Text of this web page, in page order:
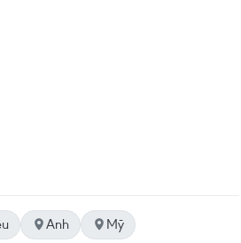
Anh Mỹ